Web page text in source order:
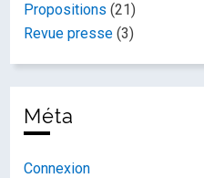
Propositions (21)
Revue presse (3)
Méta
Connexion